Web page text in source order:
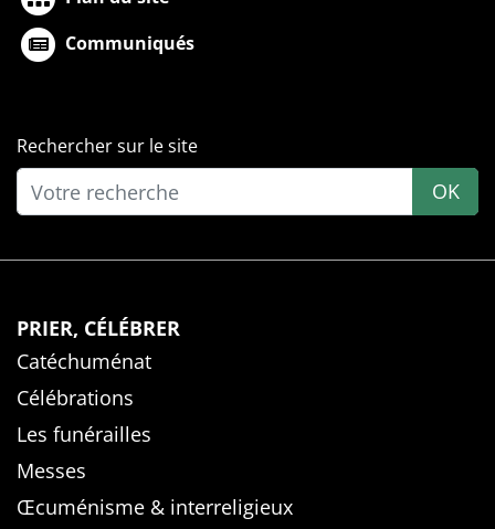
Communiqués
Rechercher sur le site
OK
PRIER, CÉLÉBRER
Catéchuménat
Célébrations
Les funérailles
Messes
Œcuménisme & interreligieux